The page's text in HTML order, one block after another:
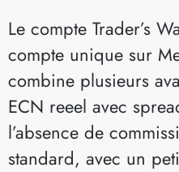
Le compte Trader’s
compte unique sur
combine plusieurs
ECN reeel avec
l’absence de
standard, avec un